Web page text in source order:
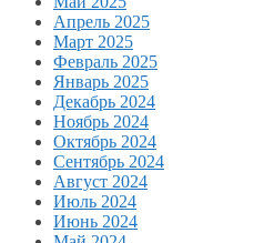
Апрель 2025
Март 2025
Февраль 2025
Январь 2025
Декабрь 2024
Ноябрь 2024
Октябрь 2024
Сентябрь 2024
Август 2024
Июль 2024
Июнь 2024